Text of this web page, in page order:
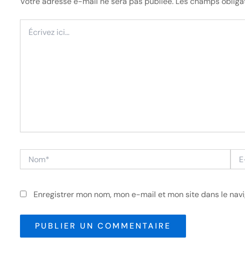
Écrivez
ici…
Nom*
Enregistrer mon nom, mon e-mail et mon site dans le